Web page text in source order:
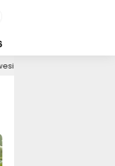
SPBU di Makassar,